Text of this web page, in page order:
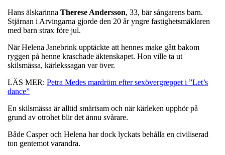
Hans älskarinna Therese Andersson, 33, bär sångarens barn.
Stjärnan i Arvingarna gjorde den 20 år yngre fastighetsmäklaren
med barn strax före jul.
När Helena Janebrink upptäckte att hennes make gått bakom
ryggen på henne kraschade äktenskapet. Hon ville ta ut
skilsmässa, kärlekssagan var över.
LÄS MER: Petra Medes mardröm efter sexövergreppet i ”Let’s
dance”
En skilsmässa är alltid smärtsam och när kärleken upphör på
grund av otrohet blir det ännu svårare.
Både Casper och Helena har dock lyckats behålla en civiliserad
ton gentemot varandra.